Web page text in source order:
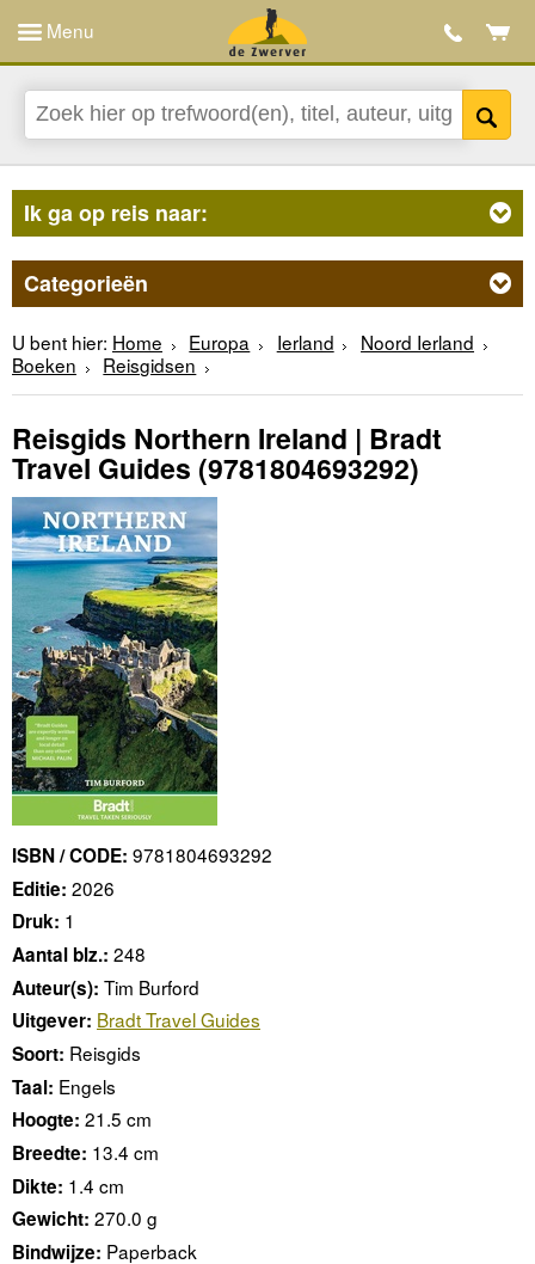
Menu
Ik ga op reis naar:
Categorieën
U bent hier: Home Europa Ierland
Noord Ierland
Boeken
Reisgidsen
Reisgids Northern Ireland | Bradt
Travel Guides (9781804693292)
ISBN / CODE: 9781804693292
Editie: 2026
Druk: 1
Aantal blz.: 248
Auteur(s): Tim Burford
Uitgever: Bradt Travel Guides
Soort: Reisgids
Taal: Engels
Hoogte: 21.5 cm
Breedte: 13.4 cm
Dikte: 1.4 cm
Gewicht: 270.0 g
Bindwijze: Paperback